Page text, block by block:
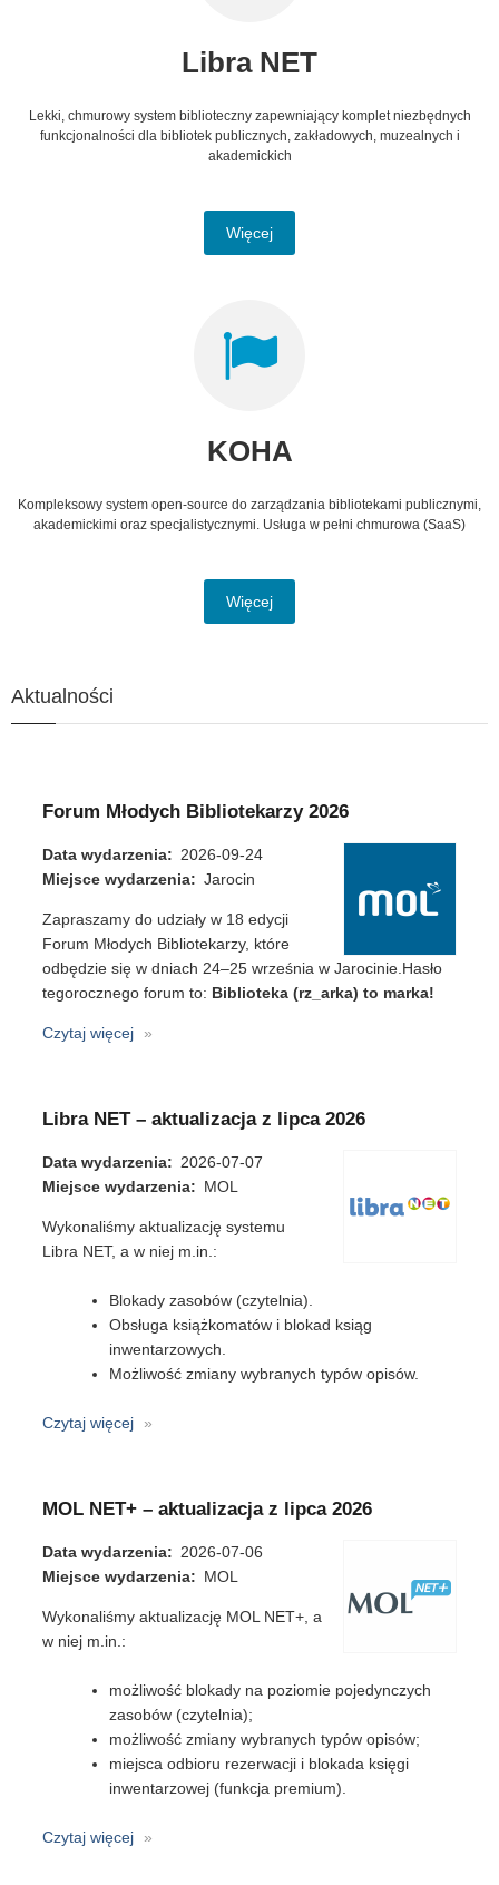
Libra NET
Lekki, chmurowy system biblioteczny zapewniający komplet niezbędnych
funkcjonalności dla bibliotek publicznych, zakładowych, muzealnych i
akademickich
Więcej
KOHA
Kompleksowy system open-source do zarządzania bibliotekami publicznymi,
akademickimi oraz specjalistycznymi. Usługa w pełni chmurowa (SaaS)
Więcej
Aktualności
Forum Młodych Bibliotekarzy 2026
Data wydarzenia
2026-09-24
Miejsce wydarzenia
Jarocin
Zapraszamy do udziały w 18 edycji
Forum Młodych Bibliotekarzy, które
odbędzie się w dniach 24–25 września w Jarocinie.Hasło
tegorocznego forum to: Biblioteka (rz_arka) to marka!
Czytaj więcej
o
2026
Libra NET – aktualizacja z lipca 2026
Data wydarzenia
2026-07-07
Miejsce wydarzenia
MOL
Wykonaliśmy aktualizację systemu
Libra NET, a w niej m.in.:
Blokady zasobów (czytelnia).
Obsługa książkomatów i blokad ksiąg
inwentarzowych.
Możliwość zmiany wybranych typów opisów.
Czytaj więcej
o
aktualizacja
MOL NET+ – aktualizacja z lipca 2026
Data wydarzenia
2026-07-06
Miejsce wydarzenia
MOL
Wykonaliśmy aktualizację MOL NET+, a
w niej m.in.:
możliwość blokady na poziomie pojedynczych
zasobów (czytelnia);
możliwość zmiany wybranych typów opisów;
miejsca odbioru rezerwacji i blokada księgi
inwentarzowej (funkcja premium).
Czytaj więcej
o